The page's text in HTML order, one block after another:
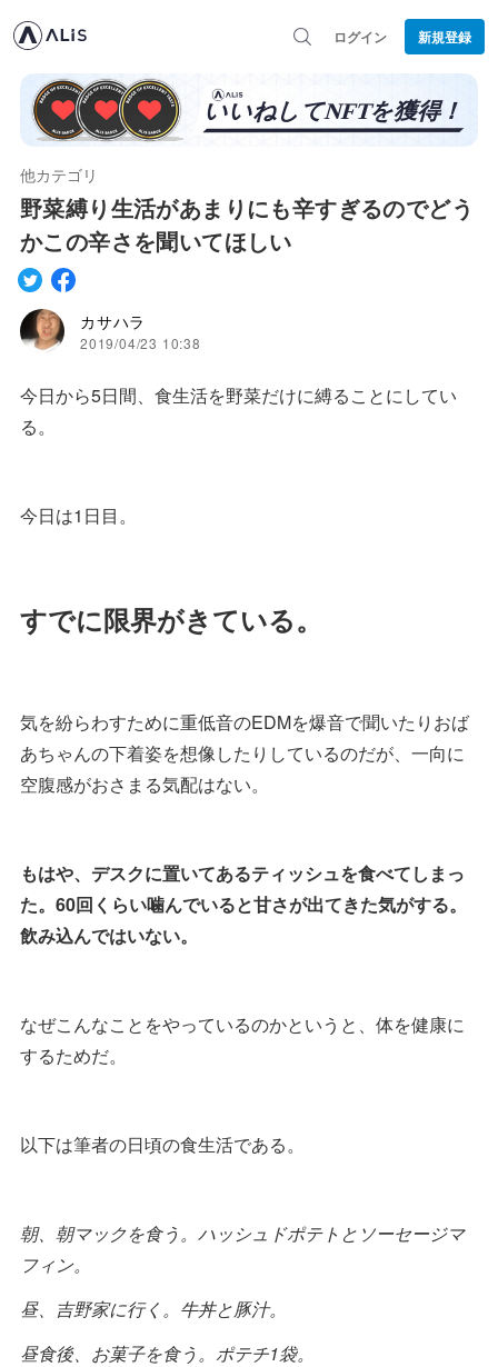
ログイン 新規登録
他カテゴリ
野菜縛り生活があまりにも辛すぎるのでどう
かこの辛さを聞いてほしい
カサハラ
2019/04/23 10:38
今日から5日間、食生活を野菜だけに縛ることにしてい
る。
今日は1日目。
すでに限界がきている。
気を紛らわすために重低音のEDMを爆音で聞いたりおば
あちゃんの下着姿を想像したりしているのだが、一向に
空腹感がおさまる気配はない。
もはや、デスクに置いてあるティッシュを食べてしまっ
た。60回くらい噛んでいると甘さが出てきた気がする。
飲み込んではいない。
なぜこんなことをやっているのかというと、体を健康に
するためだ。
以下は筆者の日頃の食生活である。
朝、朝マックを食う。ハッシュドポテトとソーセージマ
フィン。
昼、吉野家に行く。牛丼と豚汁。
昼食後、お菓子を食う。ポテチ1袋。